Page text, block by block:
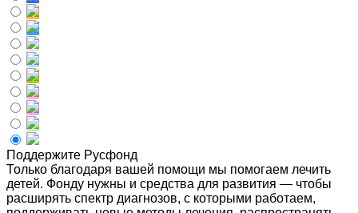
Поддержите Русфонд
Только благодаря вашей помощи мы помогаем лечить
детей. Фонду нужны и средства для развития — чтобы
расширять спектр диагнозов, с которыми работаем,